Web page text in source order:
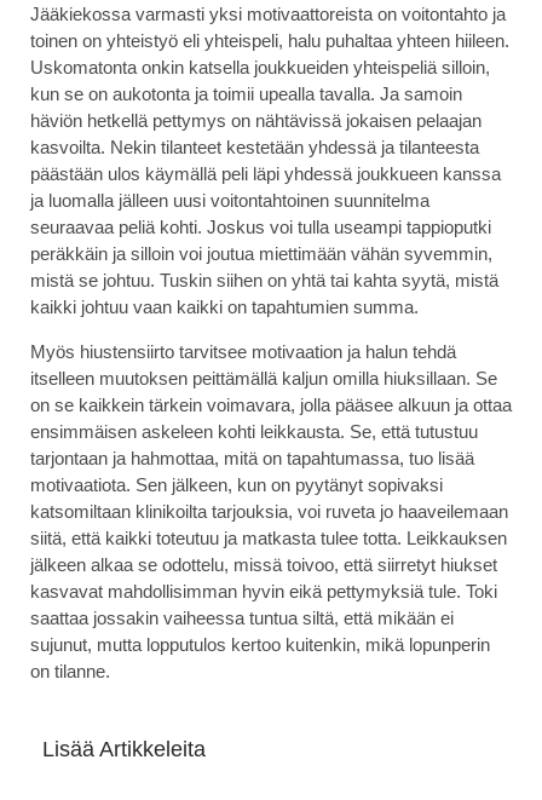
Jääkiekossa varmasti yksi motivaattoreista on voitontahto ja
toinen on yhteistyö eli yhteispeli, halu puhaltaa yhteen hiileen.
Uskomatonta onkin katsella joukkueiden yhteispeliä silloin,
kun se on aukotonta ja toimii upealla tavalla. Ja samoin
häviön hetkellä pettymys on nähtävissä jokaisen pelaajan
kasvoilta. Nekin tilanteet kestetään yhdessä ja tilanteesta
päästään ulos käymällä peli läpi yhdessä joukkueen kanssa
ja luomalla jälleen uusi voitontahtoinen suunnitelma
seuraavaa peliä kohti. Joskus voi tulla useampi tappioputki
peräkkäin ja silloin voi joutua miettimään vähän syvemmin,
mistä se johtuu. Tuskin siihen on yhtä tai kahta syytä, mistä
kaikki johtuu vaan kaikki on tapahtumien summa.
Myös hiustensiirto tarvitsee motivaation ja halun tehdä
itselleen muutoksen peittämällä kaljun omilla hiuksillaan. Se
on se kaikkein tärkein voimavara, jolla pääsee alkuun ja ottaa
ensimmäisen askeleen kohti leikkausta. Se, että tutustuu
tarjontaan ja hahmottaa, mitä on tapahtumassa, tuo lisää
motivaatiota. Sen jälkeen, kun on pyytänyt sopivaksi
katsomiltaan klinikoilta tarjouksia, voi ruveta jo haaveilemaan
siitä, että kaikki toteutuu ja matkasta tulee totta. Leikkauksen
jälkeen alkaa se odottelu, missä toivoo, että siirretyt hiukset
kasvavat mahdollisimman hyvin eikä pettymyksiä tule. Toki
saattaa jossakin vaiheessa tuntua siltä, että mikään ei
sujunut, mutta lopputulos kertoo kuitenkin, mikä lopunperin
on tilanne.
Lisää Artikkeleita